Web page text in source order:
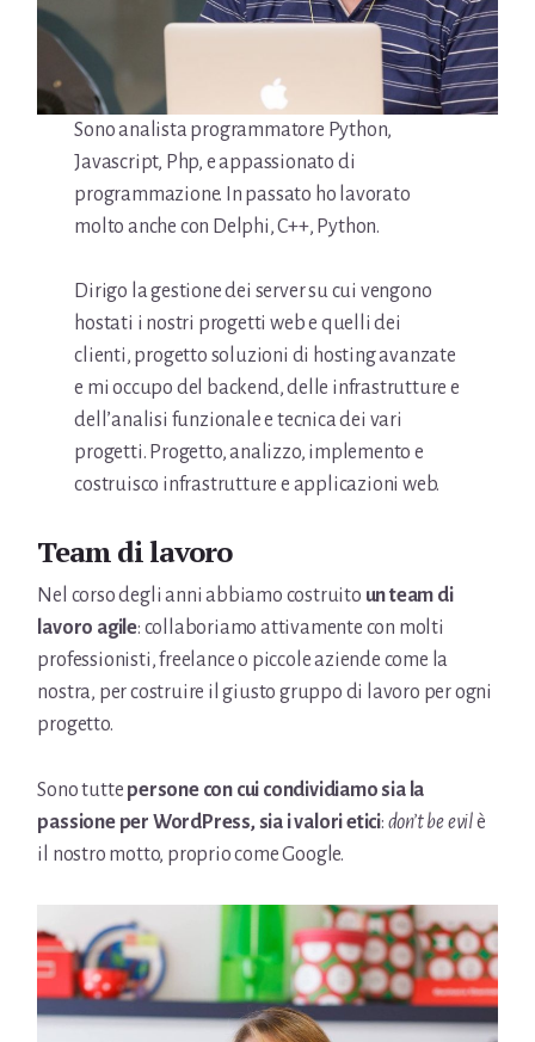
Sono analista programmatore Python,
Javascript, Php, e appassionato di
programmazione. In passato ho lavorato
molto anche con Delphi, C++, Python.
Dirigo la gestione dei server su cui vengono
hostati i nostri progetti web e quelli dei
clienti, progetto soluzioni di hosting avanzate
e mi occupo del backend, delle infrastrutture e
dell’analisi funzionale e tecnica dei vari
progetti. Progetto, analizzo, implemento e
costruisco infrastrutture e applicazioni web.
Team di lavoro
Nel corso degli anni abbiamo costruito un team di
lavoro agile: collaboriamo attivamente con molti
professionisti, freelance o piccole aziende come la
nostra, per costruire il giusto gruppo di lavoro per ogni
progetto.
Sono tutte persone con cui condividiamo sia la
passione per WordPress, sia i valori etici: don’t be evilè
il nostro motto, proprio come Google.